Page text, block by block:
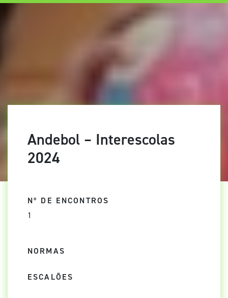
Andebol – Interescolas
2024
Nº DE ENCONTROS
1
NORMAS
ESCALÕES